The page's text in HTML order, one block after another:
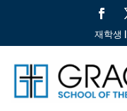
재학생 |